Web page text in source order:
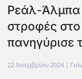
Ρεάλ-Άλμπα
στροφές στο
πανηγύρισε
22 Νοεμβρίου 2024 |